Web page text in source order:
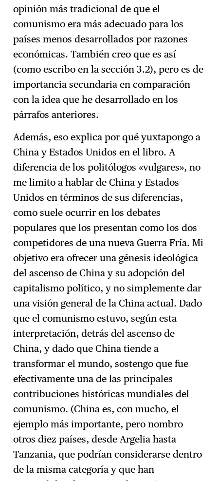
opinión más tradicional de que el
comunismo era más adecuado para los
países menos desarrollados por razones
económicas. También creo que es así
(como escribo en la sección 3.2), pero es de
importancia secundaria en comparación
con la idea que he desarrollado en los
párrafos anteriores.
Además, eso explica por qué yuxtapongo a
China y Estados Unidos en el libro. A
diferencia de los politólogos «vulgares», no
me limito a hablar de China y Estados
Unidos en términos de sus diferencias,
como suele ocurrir en los debates
populares que los presentan como los dos
competidores de una nueva Guerra Fría. Mi
objetivo era ofrecer una génesis ideológica
del ascenso de China y su adopción del
capitalismo político, y no simplemente dar
una visión general de la China actual. Dado
que el comunismo estuvo, según esta
interpretación, detrás del ascenso de
China, y dado que China tiende a
transformar el mundo, sostengo que fue
efectivamente una de las principales
contribuciones históricas mundiales del
comunismo. (China es, con mucho, el
ejemplo más importante, pero nombro
otros diez países, desde Argelia hasta
Tanzania, que podrían considerarse dentro
de la misma categoría y que han